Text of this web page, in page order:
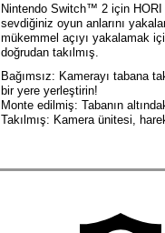
Nintendo Switch™ 2 için HORI
sevdiğiniz oyun anlarını
mükemmel açıyı yakalamak
doğrudan takılmış.
Bağımsız: Kamerayı tabana
bir yere yerleştirin!
Monte edilmiş: Tabanın
Takılmış: Kamera ünitesi,